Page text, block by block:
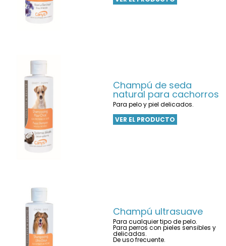
Champú de seda
natural para cachorros
Para pelo y piel delicados.
VER EL PRODUCTO
Champú ultrasuave
Para cualquier tipo de pelo.
Para perros con pieles sensibles y
delicadas.
De uso frecuente.